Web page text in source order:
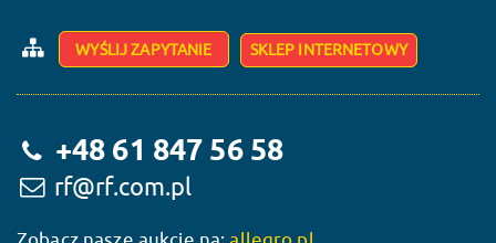
WYŚLIJ ZAPYTANIE SKLEP INTERNETOWY
+48 61 847 56 58
rf@rf.com.pl